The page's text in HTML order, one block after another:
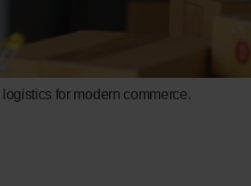
for modern commerce.